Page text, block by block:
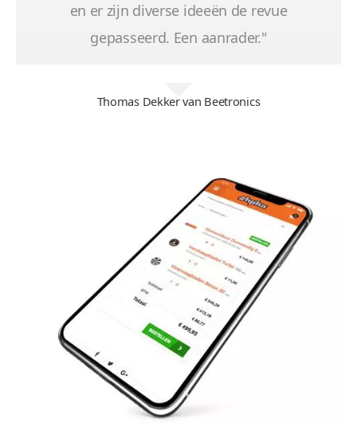
en er zijn diverse ideeën de revue
gepasseerd. Een aanrader."
Thomas Dekker van Beetronics